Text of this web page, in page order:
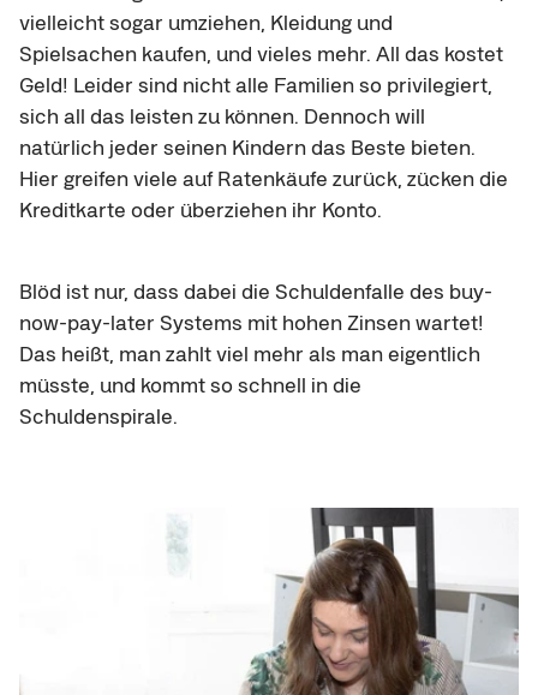
vielleicht sogar umziehen, Kleidung und
Spielsachen kaufen, und vieles mehr. All das kostet
Geld! Leider sind nicht alle Familien so privilegiert,
sich all das leisten zu können. Dennoch will
natürlich jeder seinen Kindern das Beste bieten.
Hier greifen viele auf Ratenkäufe zurück, zücken die
Kreditkarte oder überziehen ihr Konto.
Blöd ist nur, dass dabei die Schuldenfalle des buy-
now-pay-later Systems mit hohen Zinsen wartet!
Das heißt, man zahlt viel mehr als man eigentlich
müsste, und kommt so schnell in die
Schuldenspirale.